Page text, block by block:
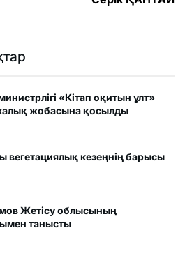
министрлігі «Кітап оқитын ұлт»
жобасына қосылды
вегетациялық кезеңнің барысы
Жетісу облысының
танысты